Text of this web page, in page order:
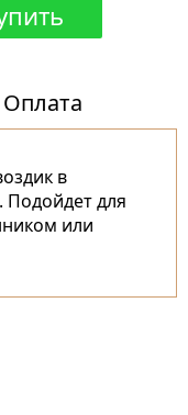
Оплата
в
для
или